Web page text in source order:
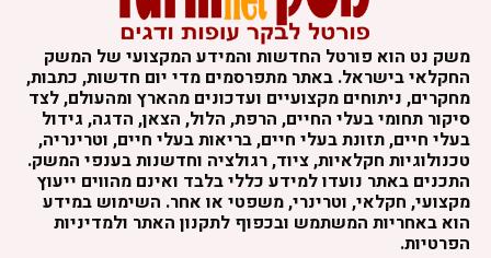
משק נט הוא פורטל החדשות והמידע המקצועי של המשק
החקלאי בישראל. באתר מתפרסמים מדי יום חדשות, כתבות,
מחקרים, ניתוחים מקצועיים ועדכונים מהארץ ומהעולם, לצד
סיקור תחומי בעלי החיים, הרפת, הלול, הצאן, הדגה, גידול
בעלי חיים, תזונת בעלי חיים, בריאות בעלי חיים, וטרינריה,
טכנולוגיות חקלאיות, ציוד, רגולציה וחדשנות בענפי המשק.
התכנים באתר נועדו למידע כללי בלבד ואינם מהווים ייעוץ
מקצועי, חקלאי, וטרינרי, משפטי או אחר. השימוש במידע
הוא באחריות המשתמש ובכפוף לתקנון האתר ולמדיניות
הפרטיות.